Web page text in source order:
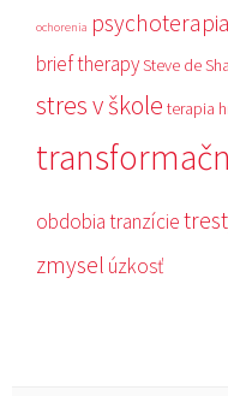
ochorenia psychoterapia
brief therapySteve de
stres v škole terapia
obdobiatranzície
zmysel úzkosť